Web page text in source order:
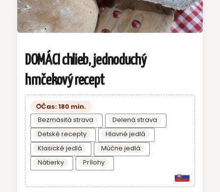
DOMÁCI chlieb, jednoduchý
hrnčekový recept
Čas: 180 min.
Bezmäsitá strava
Delená strava
Detské recepty
Hlavné jedlá
Klasické jedlá
Múčne jedlá
Nátierky
Prílohy